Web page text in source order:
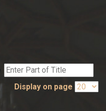
Display on page